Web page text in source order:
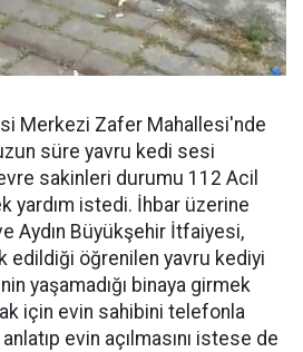
Merkezi Zafer Mahallesi'nde
süre yavru kedi sesi
sakinleri durumu 112 Acil
yardım istedi. İhbar üzerine
Aydın Büyükşehir İtfaiyesi,
edildiği öğrenilen yavru kediyi
yaşamadığı binaya girmek
için evin sahibini telefonla
evin açılmasını istese de